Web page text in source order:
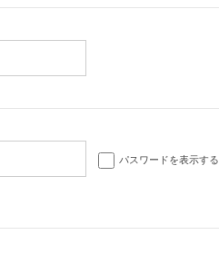
パスワードを表示する